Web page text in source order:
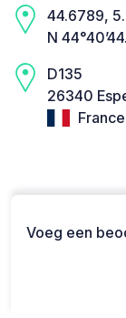
44.6789,
N
D135
26340
France
Voeg een